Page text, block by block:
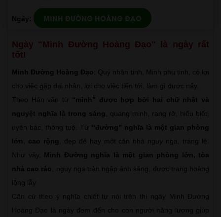
Ngày: MINH ĐƯỜNG HOÀNG ĐẠO
Ngày "Minh Đường Hoàng Đạo" là ngày rất
tốt!
Minh Đường Hoàng Đạo : Quý nhân tinh, Minh phụ tinh, có lợi
cho việc gặp đại nhân, lợi cho việc tiến tới, làm gì được nấy.
Theo Hán văn từ “minh” được hợp bởi hai chữ nhật và
nguyệt nghĩa là trong sáng
, quang minh, rạng rỡ, hiểu biết,
uyên bác, thông tuệ. Từ “đường” nghĩa là một gian phòng
lớn, cao rộng
, đẹp đẽ hay một căn nhà nguy nga, tráng lệ.
Như vậy, Minh Đường nghĩa là một gian phòng lớn, tòa
nhà cao ráo , nguy nga tràn ngập ánh sáng, được trang hoàng
lộng lẫy
Căn cứ theo ý nghĩa chiết tự nói trên thì ngày Minh Đường
Hoàng Đạo là ngày đem đến cho con người năng lượng giúp